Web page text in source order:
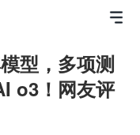
型，多项测
o3！网友评